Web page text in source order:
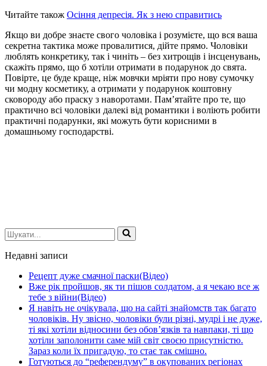
Читайте також Осіння депресія. Як з нею справитись
Якщо ви добре знаєте свого чоловіка і розумієте, що вся ваша
секретна тактика може провалитися, дійте прямо. Чоловіки
люблять конкретику, так і чиніть – без хитрощів і інсценувань,
скажіть прямо, що б хотіли отримати в подарунок до свята.
Повірте, це буде краще, ніж мовчки мріяти про нову сумочку
чи модну косметику, а отримати у подарунок коштовну
сковороду або праску з наворотами. Пам’ятайте про те, що
практично всі чоловіки далекі від романтики і воліють робити
практичні подарунки, які можуть бути корисними в
домашньому господарстві.
Шукати...
Недавні записи
Рецепт дуже смачної паски(Відео)
Вже рік пройшов, як ти пішов солдатом, а я чекаю все ж
тебе з війни(Відео)
Я навіть не очікувала, що на сайті знайомств так багато
чоловіків. Ну звісно, чоловіки були різні, мудрі і не дуже,
ті які хотіли відносини без обов’язків та навпаки, ті що
хотіли заполонити саме мій світ своєю присутністю.
Зараз коли їх пригадую, то стає так смішно.
Готуються до “референдуму” в окупованих регіонах